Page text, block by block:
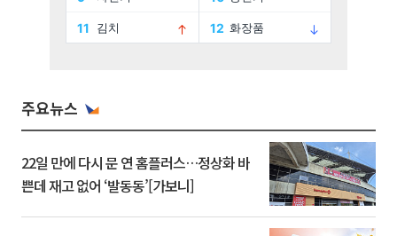
주요뉴스
22일 만에 다시 문 연 홈플러스…정상화 바
쁜데 재고 없어 ‘발동동’[가보니]